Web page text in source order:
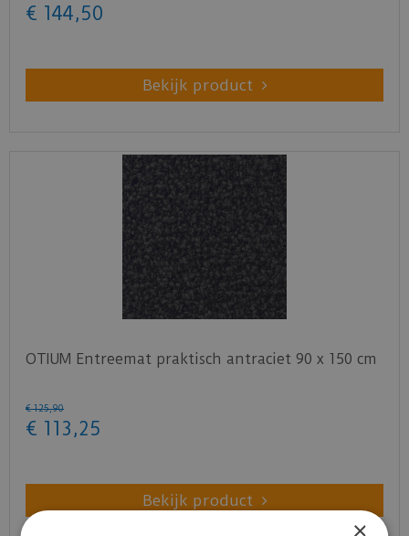
€ 144,50
Bekijk product
OTIUM Entreemat praktisch antraciet 90 x 150 cm
€ 125,90
€ 113 ,25
Bekijk product
×